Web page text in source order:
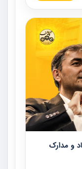
شده است.
و مدارک